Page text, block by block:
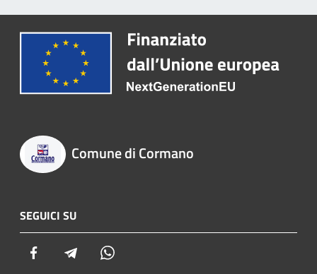
Comune di Cormano
SEGUICI SU
Facebook Telegram